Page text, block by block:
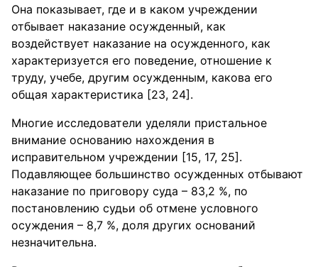
Она показывает, где и в каком учреждении
отбывает наказание осужденный, как
воздействует наказание на осужденного, как
характеризуется его поведение, отношение к
труду, учебе, другим осужденным, какова его
общая характеристика [23, 24].
Многие исследователи уделяли пристальное
внимание основанию нахождения в
исправительном учреждении [15, 17, 25].
Подавляющее большинство осужденных отбывают
наказание по приговору суда – 83,2 %, по
постановлению судьи об отмене условного
осуждения – 8,7 %, доля других оснований
незначительна.